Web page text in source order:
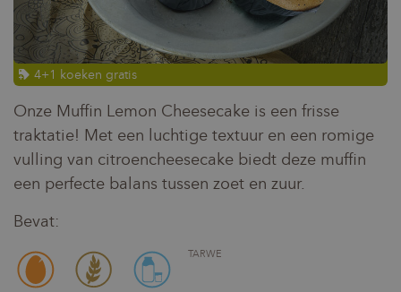
4+1 koeken gratis
Onze Muffin Lemon Cheesecake is een frisse
traktatie! Met een luchtige textuur en een romige
vulling van citroencheesecake biedt deze muffin
een perfecte balans tussen zoet en zuur.
Bevat:
TARWE